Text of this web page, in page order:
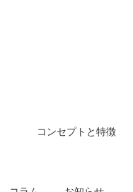
コンセプトと特徴